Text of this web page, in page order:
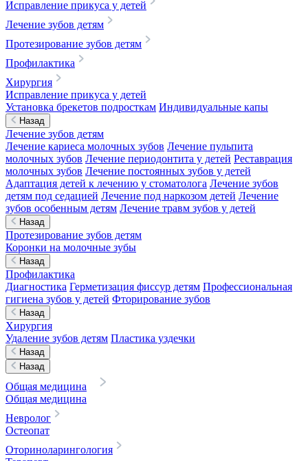
Исправление прикуса у детей
Лечение зубов детям
Протезирование зубов детям
Профилактика
Хирургия
Исправление прикуса у детей
Установка брекетов подросткам Индивидуальные капы
Назад
Лечение зубов детям
Лечение кариеса молочных зубов Лечение пульпита
молочных зубов Лечение периодонтита у детей Реставрация
молочных зубов Лечение постоянных зубов у детей
Адаптация детей к лечению у стоматолога Лечение зубов
детям под седацией Лечение под наркозом детей Лечение
зубов особенным детям Лечение травм зубов у детей
Назад
Протезирование зубов детям
Коронки на молочные зубы
Назад
Профилактика
Диагностика Герметизация фиссур детям Профессиональная
гигиена зубов у детей Фторирование зубов
Назад
Хирургия
Удаление зубов детям Пластика уздечки
Назад
Назад
Общая медицина
Общая медицина
Невролог
Остеопат
Оториноларингология